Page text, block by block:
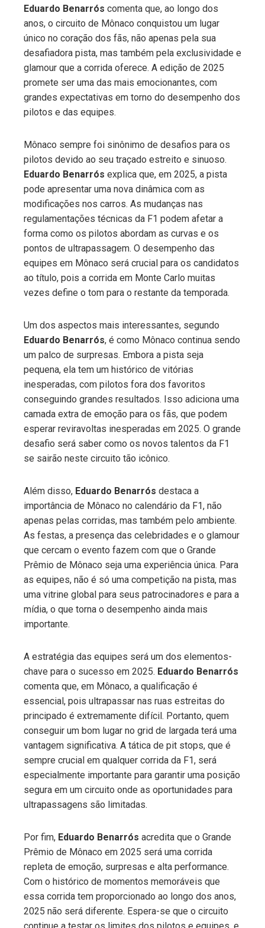
Eduardo Benarrós comenta que, ao longo dos
anos, o circuito de Mônaco conquistou um lugar
único no coração dos fãs, não apenas pela sua
desafiadora pista, mas também pela exclusividade e
glamour que a corrida oferece. A edição de 2025
promete ser uma das mais emocionantes, com
grandes expectativas em torno do desempenho dos
pilotos e das equipes.
Mônaco sempre foi sinônimo de desafios para os
pilotos devido ao seu traçado estreito e sinuoso.
Eduardo Benarrós explica que, em 2025, a pista
pode apresentar uma nova dinâmica com as
modificações nos carros. As mudanças nas
regulamentações técnicas da F1 podem afetar a
forma como os pilotos abordam as curvas e os
pontos de ultrapassagem. O desempenho das
equipes em Mônaco será crucial para os candidatos
ao título, pois a corrida em Monte Carlo muitas
vezes define o tom para o restante da temporada.
Um dos aspectos mais interessantes, segundo
Eduardo Benarrós, é como Mônaco continua sendo
um palco de surpresas. Embora a pista seja
pequena, ela tem um histórico de vitórias
inesperadas, com pilotos fora dos favoritos
conseguindo grandes resultados. Isso adiciona uma
camada extra de emoção para os fãs, que podem
esperar reviravoltas inesperadas em 2025. O grande
desafio será saber como os novos talentos da F1
se sairão neste circuito tão icônico.
Além disso, Eduardo Benarrós destaca a
importância de Mônaco no calendário da F1, não
apenas pelas corridas, mas também pelo ambiente.
As festas, a presença das celebridades e o glamour
que cercam o evento fazem com que o Grande
Prêmio de Mônaco seja uma experiência única. Para
as equipes, não é só uma competição na pista, mas
uma vitrine global para seus patrocinadores e para a
mídia, o que torna o desempenho ainda mais
importante.
A estratégia das equipes será um dos elementos-
chave para o sucesso em 2025. Eduardo Benarrós
comenta que, em Mônaco, a qualificação é
essencial, pois ultrapassar nas ruas estreitas do
principado é extremamente difícil. Portanto, quem
conseguir um bom lugar no grid de largada terá uma
vantagem significativa. A tática de pit stops, que é
sempre crucial em qualquer corrida da F1, será
especialmente importante para garantir uma posição
segura em um circuito onde as oportunidades para
ultrapassagens são limitadas.
Por fim, Eduardo Benarrós acredita que o Grande
Prêmio de Mônaco em 2025 será uma corrida
repleta de emoção, surpresas e alta performance.
Com o histórico de momentos memoráveis que
essa corrida tem proporcionado ao longo dos anos,
2025 não será diferente. Espera-se que o circuito